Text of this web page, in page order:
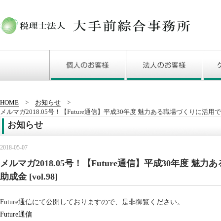
HOME
お知らせ
メルマガ2018.05号！【Future通信】平成30年度 魅力ある職場づくりに活用
お知らせ
2018-05-07
メルマガ2018.05号！【Future通信】平成30年度 魅力
助成金 [vol.98]
Future通信にて公開しておりますので、是非御覧ください。
Future通信